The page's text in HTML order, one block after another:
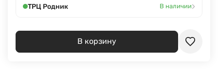
ТРЦ Родник В наличии›
В корзину